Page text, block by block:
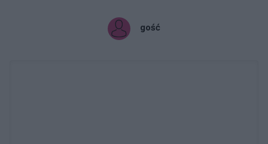
gość